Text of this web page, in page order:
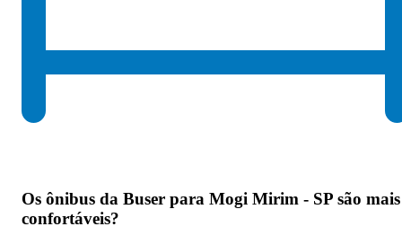
Os ônibus da Buser para Mogi Mirim - SP são mais
confortáveis?